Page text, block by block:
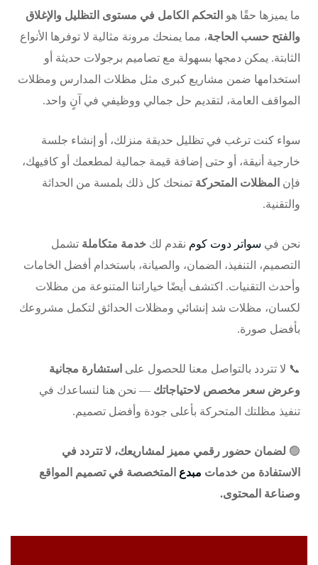
ما يميزها حقًا هو التحكم الكامل في مستوى التظليل والإغلاق
والفتح حسب الحاجة، مما يمنحك مرونة مثالية لا توفرها الأنواع
الثابتة. يمكن دمجها بسهولة مع تصاميم برجولات حديثة أو
استخدامها ضمن مشاريع كبرى مثل مظلات المدارس ومظلات
المواقف العامة، لتقديم حل جمالي ووظيفي في آنٍ واحد.
سواء كنت ترغب في تظليل حديقة منزلك، أو إنشاء جلسة
خارجية أنيقة، أو حتى إضافة قيمة جمالية لمطعمك أو كافيهك،
فإن المظلات المتحركة تمنحك كل ذلك بلمسة من الحداثة
والتقنية.
نحن في سواتر دوت كوم نقدم لك خدمة متكاملة تشمل
التصميم، التنفيذ، الضمان، والصيانة، باستخدام أفضل الخامات
وأحدث التقنيات. اكتشف أيضًا خياراتنا المتنوعة من مظلات
لكسان، مظلات شد إنشائي ومظلات الحدائق لتكمل مشروعك
بأفضل صورة.
📞 لا تتردد بالتواصل معنا للحصول على استشارة مجانية
وعرض سعر مخصص لاحتياجاتك — نحن هنا لنساعدك في
تنفيذ مظلتك المتحركة بأعلى جودة وأفضل تصميم.
🟢 لضمان حضور رقمي مميز لمشاريعك، لا تتردد في
الاستفادة من خدمات مبدع المتخصصة في تصميم المواقع
وصناعة المحتوى.